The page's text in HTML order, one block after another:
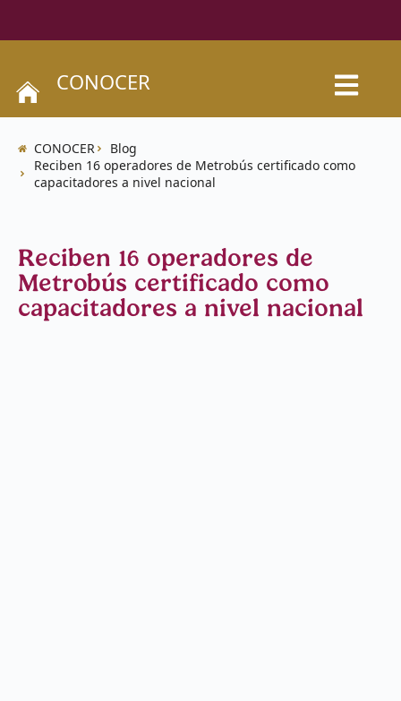
CONOCER
CONOCER
Blog
Reciben 16 operadores de Metrobús certificado como
capacitadores a nivel nacional
Reciben 16 operadores de
Metrobús certificado como
capacitadores a nivel nacional